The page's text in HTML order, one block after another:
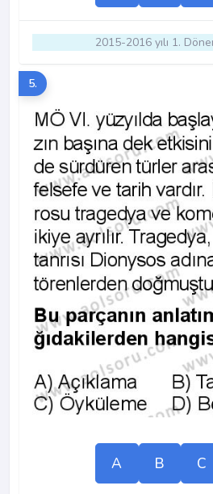
2015-2016 yılı 1.
5.
A B C